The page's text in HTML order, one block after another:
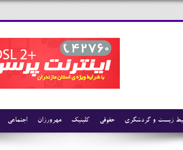
اجتماعی مهرورزان کلینیک حقوقی زیست و گردشگری